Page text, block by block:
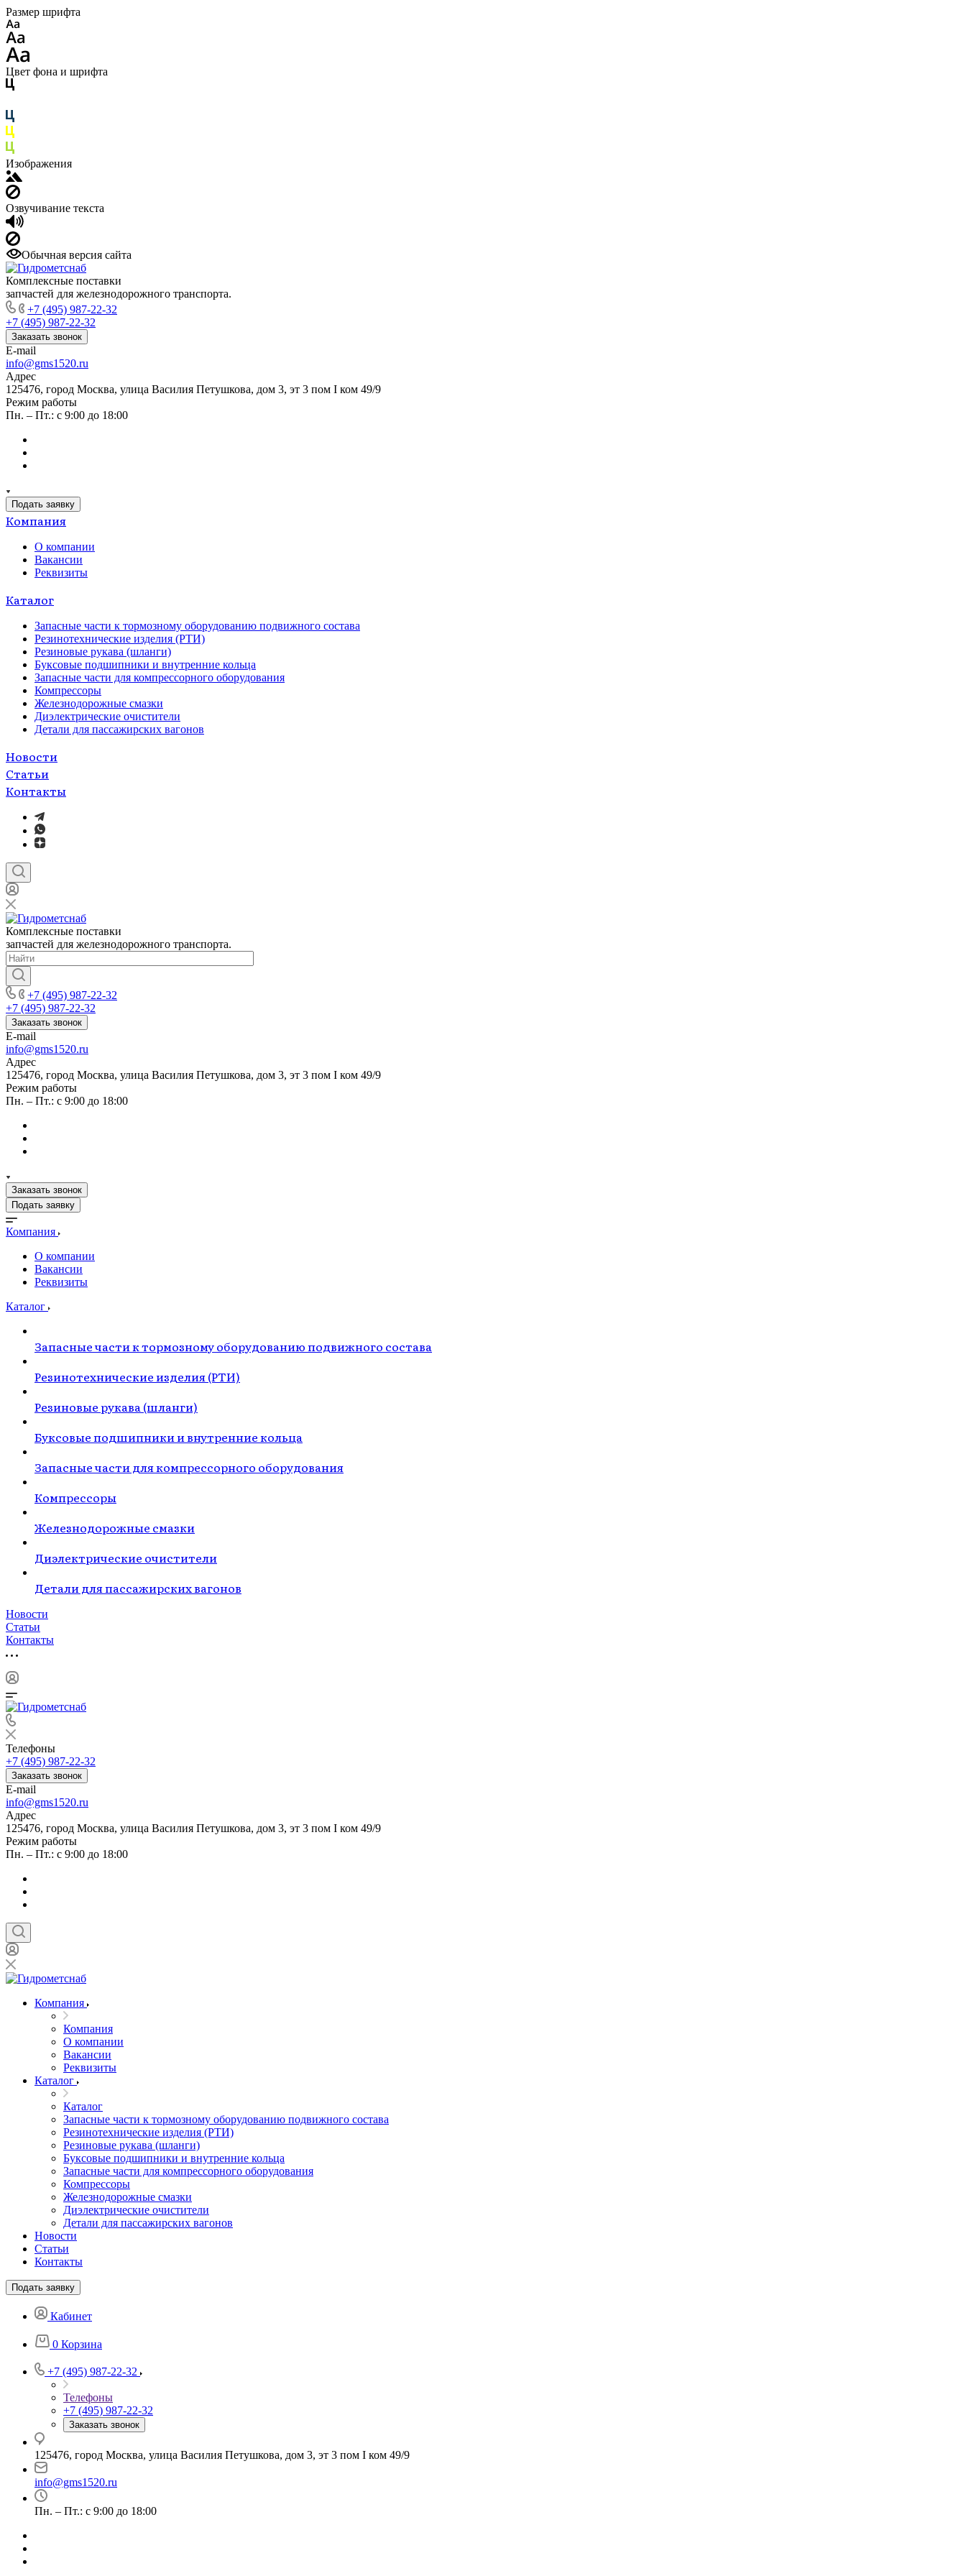
Размер шрифта
Цвет фона и шрифта
Изображения
Озвучивание текста
Обычная версия сайта
Комплексные поставки
запчастей для железнодорожного транспорта.
+7 (495) 987-22-32
+7 (495) 987-22-32
Заказать звонок
E-mail
info@gms1520.ru
Адрес
125476, город Москва, улица Василия Петушкова, дом 3, эт 3 пом I ком 49/9
Режим работы
Пн. – Пт.: с 9:00 до 18:00
Подать заявку
Компания
О компании
Вакансии
Реквизиты
Каталог
Запасные части к тормозному оборудованию подвижного состава
Резинотехнические изделия (РТИ)
Резиновые рукава (шланги)
Буксовые подшипники и внутренние кольца
Запасные части для компрессорного оборудования
Компрессоры
Железнодорожные смазки
Диэлектрические очистители
Детали для пассажирских вагонов
Новости
Статьи
Контакты
Комплексные поставки
запчастей для железнодорожного транспорта.
+7 (495) 987-22-32
+7 (495) 987-22-32
Заказать звонок
E-mail
info@gms1520.ru
Адрес
125476, город Москва, улица Василия Петушкова, дом 3, эт 3 пом I ком 49/9
Режим работы
Пн. – Пт.: с 9:00 до 18:00
Заказать звонок
Подать заявку
Компания
О компании
Вакансии
Реквизиты
Каталог
Запасные части к тормозному оборудованию подвижного состава
Резинотехнические изделия (РТИ)
Резиновые рукава (шланги)
Буксовые подшипники и внутренние кольца
Запасные части для компрессорного оборудования
Компрессоры
Железнодорожные смазки
Диэлектрические очистители
Детали для пассажирских вагонов
Новости
Статьи
Контакты
Телефоны
+7 (495) 987-22-32
Заказать звонок
E-mail
info@gms1520.ru
Адрес
125476, город Москва, улица Василия Петушкова, дом 3, эт 3 пом I ком 49/9
Режим работы
Пн. – Пт.: с 9:00 до 18:00
Компания
Компания
О компании
Вакансии
Реквизиты
Каталог
Каталог
Запасные части к тормозному оборудованию подвижного состава
Резинотехнические изделия (РТИ)
Резиновые рукава (шланги)
Буксовые подшипники и внутренние кольца
Запасные части для компрессорного оборудования
Компрессоры
Железнодорожные смазки
Диэлектрические очистители
Детали для пассажирских вагонов
Новости
Статьи
Контакты
Подать заявку
Кабинет
0 Корзина
+7 (495) 987-22-32
Телефоны
+7 (495) 987-22-32
Заказать звонок
125476, город Москва, улица Василия Петушкова, дом 3, эт 3 пом I ком 49/9
info@gms1520.ru
Пн. – Пт.: с 9:00 до 18:00